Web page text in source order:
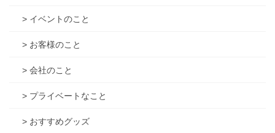
> イベントのこと
> お客様のこと
> 会社のこと
> プライベートなこと
> おすすめグッズ